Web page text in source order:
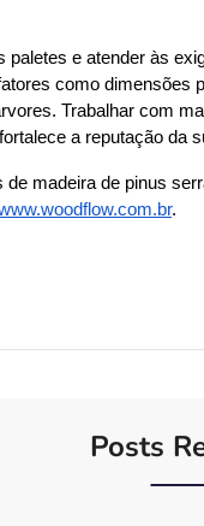
paletes e atender às
como dimensões
Trabalhar com
a reputação da
madeira de pinus
.
Posts